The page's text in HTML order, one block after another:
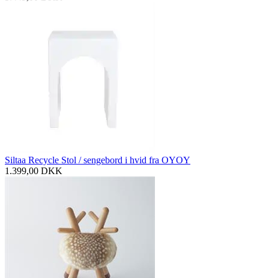
Siltaa Recycle Stol / sengebord i hvid fra OYOY
1.399,00 DKK